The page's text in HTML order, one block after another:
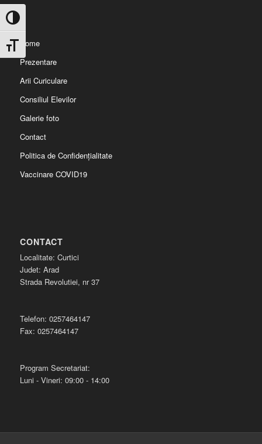
Toggle High Contrast
Toggle Font size
Home
Prezentare
Arii Curiculare
Consiliul Elevilor
Galerie foto
Contact
Politica de Confidențialitate
Vaccinare COVID19
CONTACT
Localitate: Curtici
Judet: Arad
Strada Revolutiei, nr 37
Telefon: 0257464147
Fax: 0257464147
Program Secretariat:
Luni - Vineri: 09:00 - 14:00